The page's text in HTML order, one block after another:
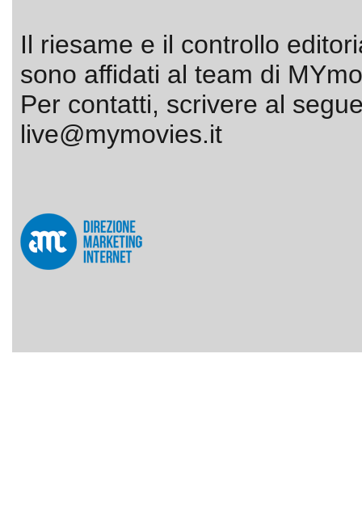
Il riesame e il controllo
sono affidati al team di
Per contatti, scrivere al
live@mymovies.it